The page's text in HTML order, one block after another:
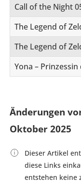
Call of the Night
The Legend of
The Legend of
Yona –
Änderungen
Oktober 2025
Dieser Artikel
diese Links
entstehen keine